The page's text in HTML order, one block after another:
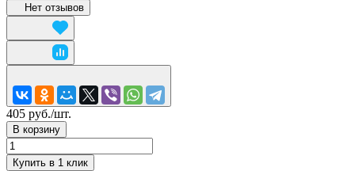
Нет отзывов
405 руб./шт.
В корзину
Купить в 1 клик